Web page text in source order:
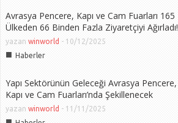
Avrasya Pencere, Kapı ve Cam Fuarları 165
Ülkeden 66 Binden Fazla Ziyaretçiyi Ağırladı!
yazan winworld - 10/12/2025
■ Haberler
Yapı Sektörünün Geleceği Avrasya Pencere,
Kapı ve Cam Fuarları’nda Şekillenecek
yazan winworld - 11/11/2025